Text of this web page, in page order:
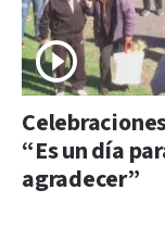
“Es un día
agradecer”